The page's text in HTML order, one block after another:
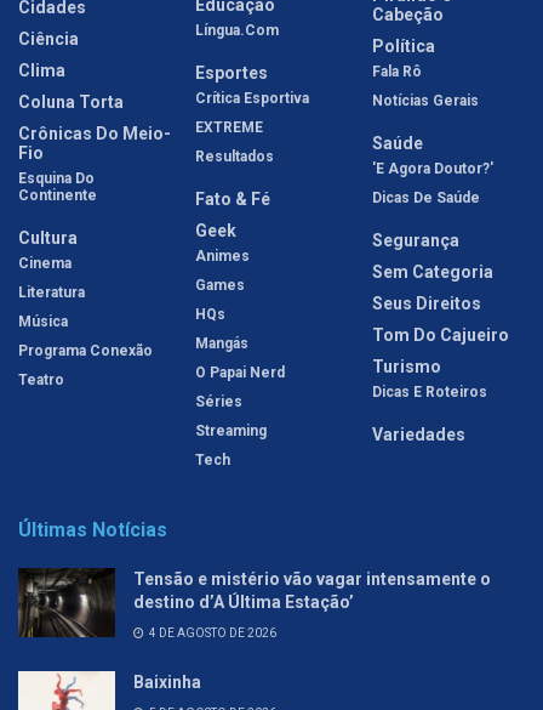
Cidades
Ciência
Clima
Coluna Torta
Crônicas Do Meio-
Fio
Esquina Do
Continente
Cultura
Cinema
Literatura
Música
Programa Conexão
Teatro
Educação
Língua.com
Esportes
Crítica Esportiva
EXTREME
Resultados
Fato & Fé
Geek
Animes
Games
HQs
Mangás
O Papai Nerd
Séries
Streaming
Tech
Cabeção
Política
Fala Rô
Notícias Gerais
Saúde
'E Agora Doutor?'
Dicas De Saúde
Segurança
Sem Categoria
Seus Direitos
Tom Do Cajueiro
Turismo
Dicas E Roteiros
Variedades
Últimas Notícias
Tensão e mistério vão vagar intensamente o
destino d’A Última Estação’
4 DE AGOSTO DE 2026
Baixinha